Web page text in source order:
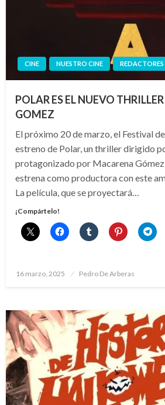
CINE NUESTRO CINE REDACTORES
POLAR ES EL NUEVO
GOMEZ
El próximo 20 de marzo, el Festival
estreno de Polar, un thriller dirigido
protagonizado por Macarena
estrena como productora con este
La película, que se proyectará…
¡Compártelo!
Publicado
16 marzo, 2025 Pedro De Arberas